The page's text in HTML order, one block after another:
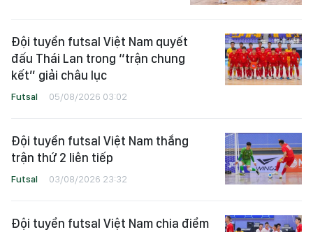
Đội tuyển futsal Việt Nam quyết
đấu Thái Lan trong “trận chung
kết” giải châu lục
Futsal 05/08/2026 03:02
Đội tuyển futsal Việt Nam thắng
trận thứ 2 liên tiếp
Futsal 03/08/2026 23:32
Đội tuyển futsal Việt Nam chia điểm